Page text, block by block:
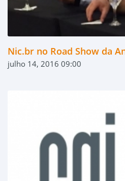
Nic.br no Road Show da
julho 14, 2016 09:00